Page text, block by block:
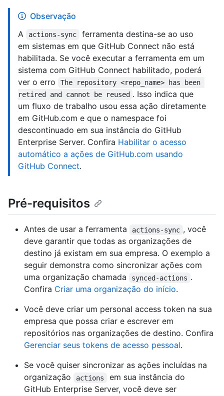
Observação
A
actions-sync
ferramenta destina-se ao uso
em sistemas em que GitHub Connect não está
habilitada. Se você executar a ferramenta em um
sistema com GitHub Connect habilitado, poderá
ver o erro
The repository <repo_name> has been
retired and cannot be reused . Isso indica que
um fluxo de trabalho usou essa ação diretamente
em GitHub.com e que o namespace foi
descontinuado em sua instância do GitHub
Enterprise Server. Confira Habilitar o acesso
automático a ações de GitHub.com usando
GitHub Connect.
Pré-requisitos
Antes de usar a ferramenta actions-sync , você
deve garantir que todas as organizações de
destino já existam em sua empresa. O exemplo a
seguir demonstra como sincronizar ações com
uma organização chamada
synced-actions .
Confira Criar uma organização do início.
Você deve criar um personal access token na sua
empresa que possa criar e escrever em
repositórios nas organizações de destino. Confira
Gerenciar seus tokens de acesso pessoal.
Se você quiser sincronizar as ações incluídas na
organização
actions
em sua instância do
GitHub Enterprise Server, você deve ser